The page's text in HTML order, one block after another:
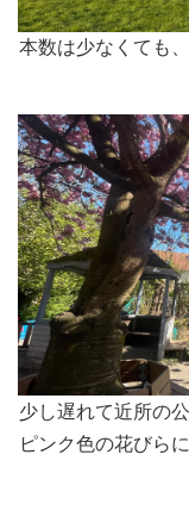
本数は少なくても
少し遅れて近所の
ピンク色の花びら